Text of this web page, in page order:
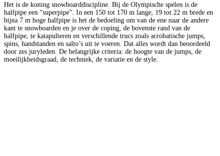
Het is de koning snowboarddiscipline. Bij de Olympische spelen is de
halfpipe een “superpipe”. In een 150 tot 170 m lange, 19 tot 22 m brede en
bijna 7 m hoge halfpipe is het de bedoeling om van de ene naar de andere
kant te snowboarden en je over de coping, de bovenste rand van de
halfpipe, te katapulteren en verschillende trucs zoals acrobatische jumps,
spins, handstanden en salto’s uit te voeren. Dat alles wordt dan beoordeeld
door zes juryleden. De belangrijke criteria: de hoogte van de jumps, de
moeilijkheidsgraad, de techniek, de variatie en de style.